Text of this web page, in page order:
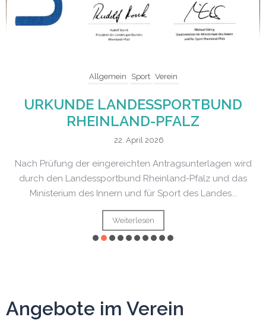
Allgemein Sport Verein
URKUNDE LANDESSPORTBUND
RHEINLAND-PFALZ
22. April 2026
Nach Prüfung der eingereichten Antragsunterlagen wird
durch den Landessportbund Rheinland-Pfalz und das
Ministerium des Innern und für Sport des Landes...
Weiterlesen
Angebote im Verein